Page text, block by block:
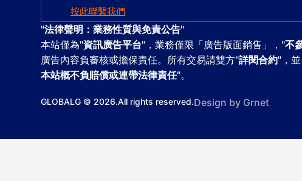
按此聯繫我們
"法律聲明：業務性質與免責公告"
本站僅為"資訊廣告平台"，業務僅限「廣告版面銷售」，"不
廣告內容負審核或擔保責任。所有交易請雙方"詳閱合約"，
本站概不負賠償或連帶法律責任"。
GLOBALG © 2026.All rights reserved.Design by Grnet